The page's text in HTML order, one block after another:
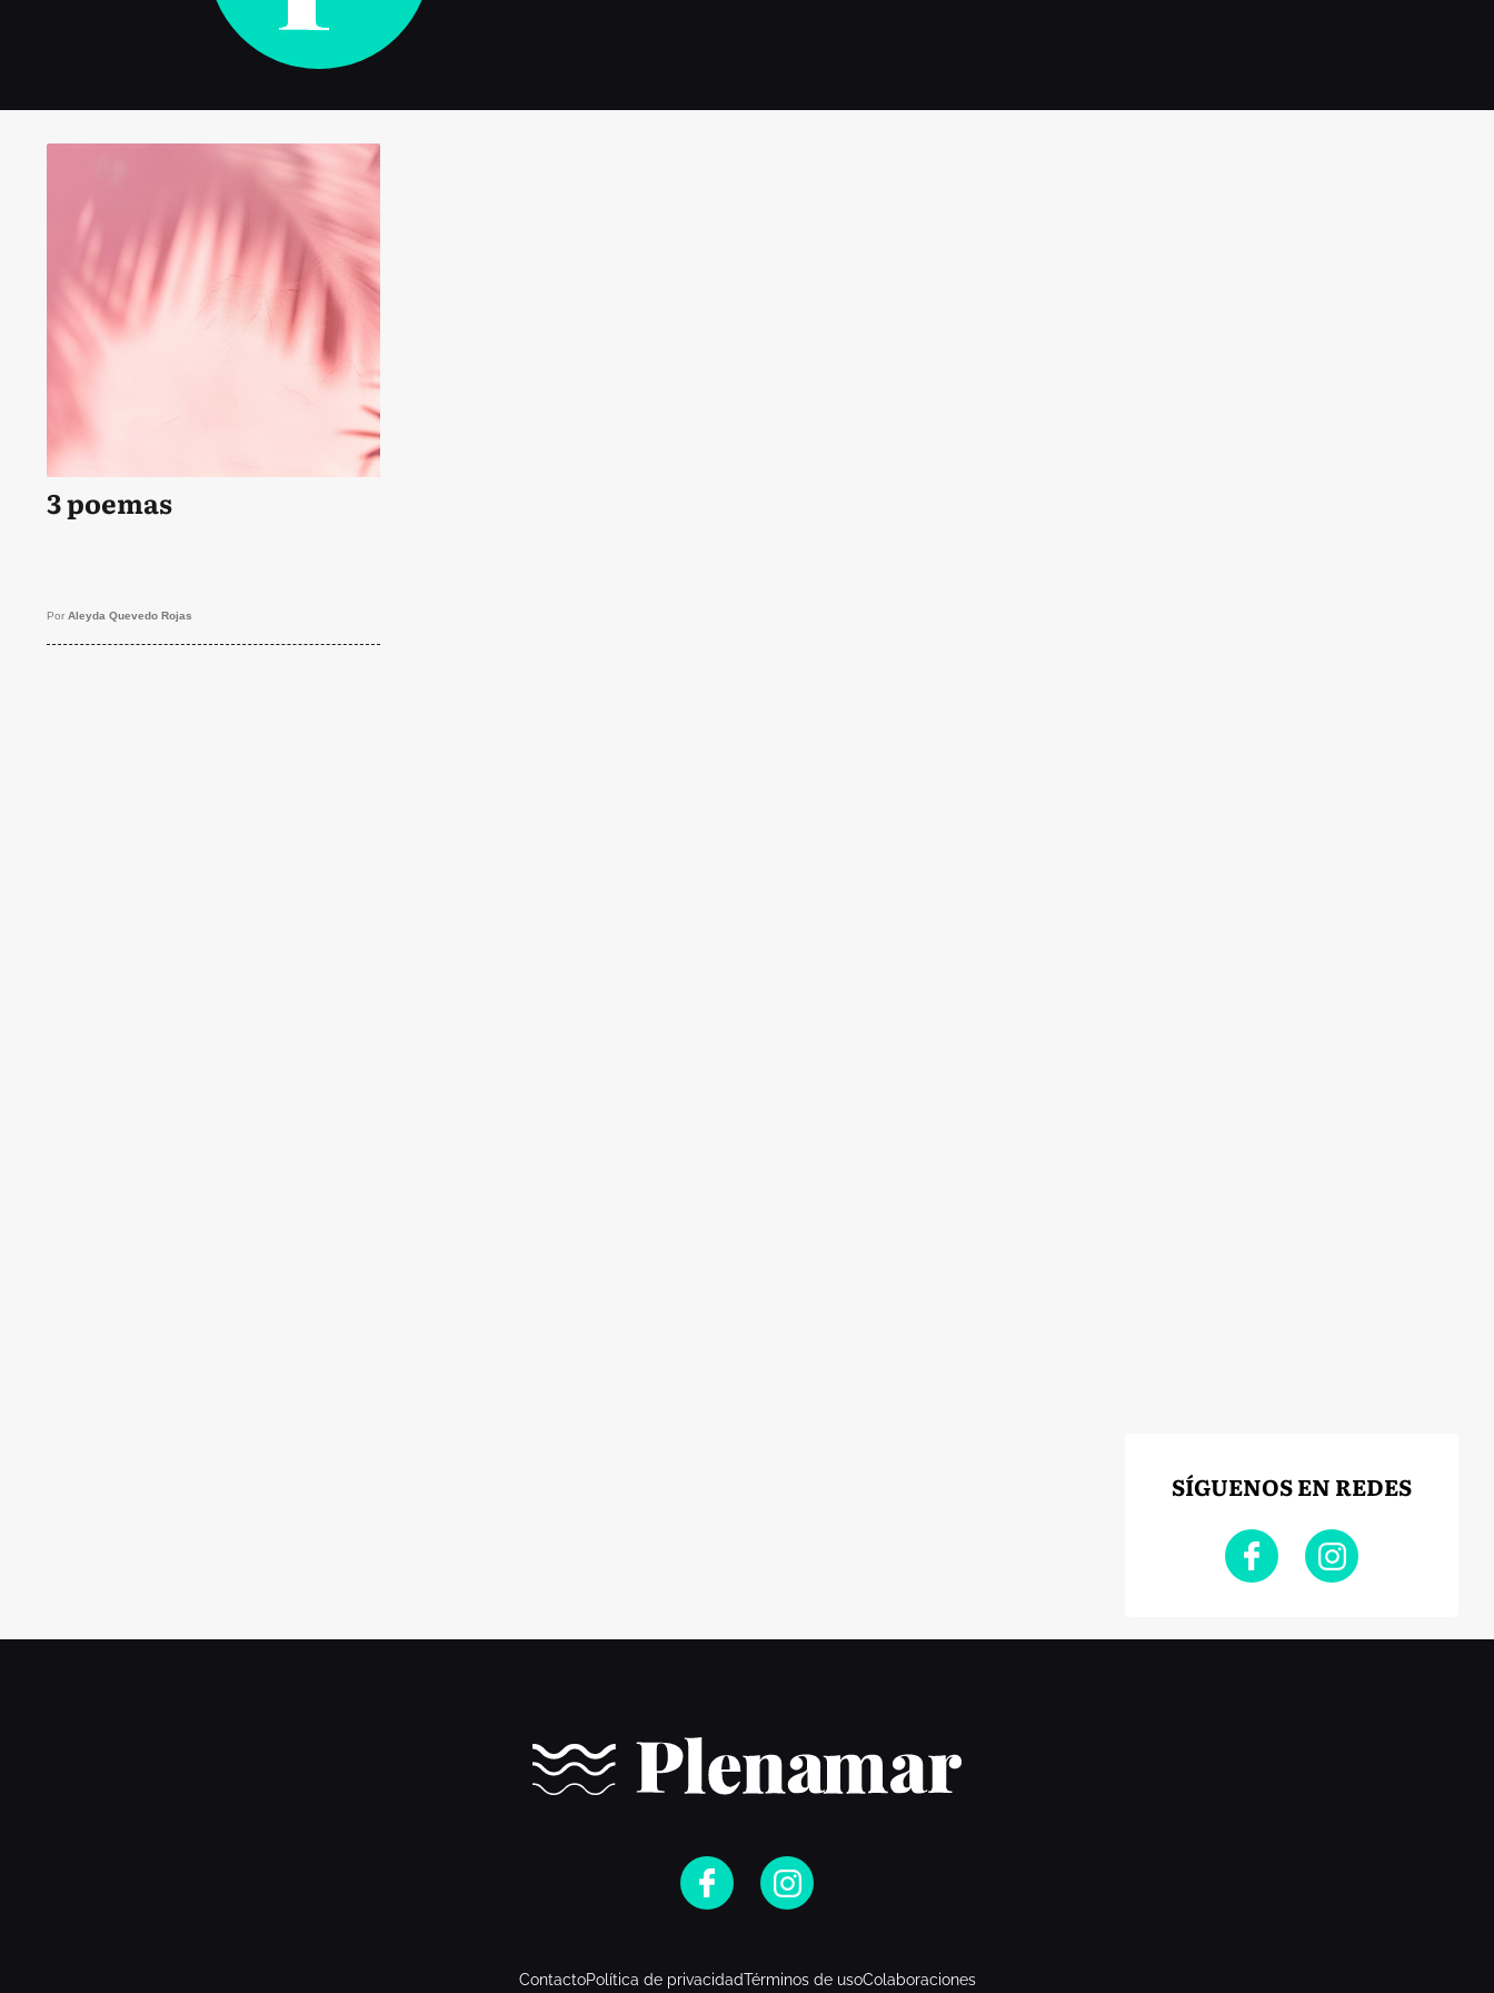
3 poemas
Por Aleyda Quevedo Rojas
SÍGUENOS EN REDES
ContactoPolítica de privacidadTérminos de usoColaboraciones